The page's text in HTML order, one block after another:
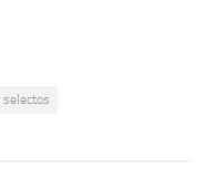
selectos